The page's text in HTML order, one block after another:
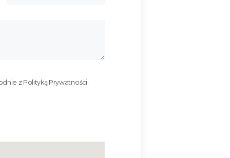
z Polityką Prywatności.